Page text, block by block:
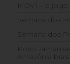
MOVÍ – o
Semana dos
Semana dos
Povo
Amazônia